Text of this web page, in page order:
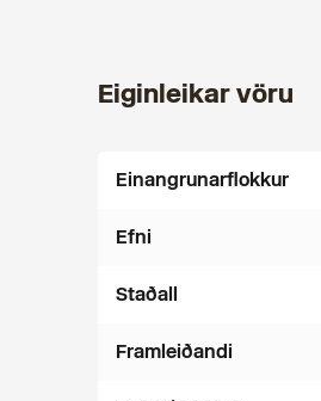
Eiginleikar vöru
Einangrunarflokkur
Efni
Staðall
Framleiðandi